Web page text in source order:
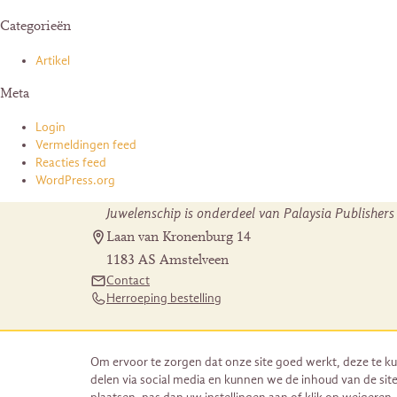
Categorieën
Artikel
Meta
Login
Vermeldingen feed
Reacties feed
WordPress.org
Juwelenschip is onderdeel van Palaysia Publishers
Laan van Kronenburg 14
1183 AS Amstelveen
Contact
Herroeping bestelling
Om ervoor te zorgen dat onze site goed werkt, deze te
delen via social media en kunnen we de inhoud van de